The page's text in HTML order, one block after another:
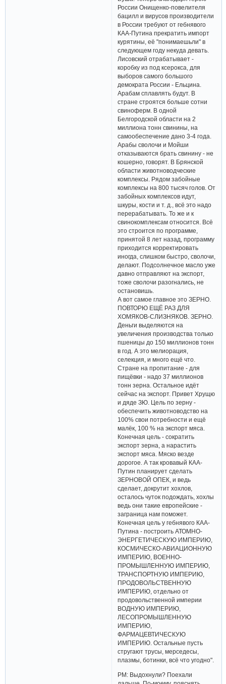
России Онищенко-повелителя
бацилл и вирусов производители
в России требуют от гебнявого
КАА-Путина прекратить импорт
курятины, её "понимаешьли" в
следующем году некуда девать.
Лисовский отрабатывает -
коробку из под ксерокса, для
выборов самого большого
демократа России - Ельцина.
Арабам сплавлять будут. В
стране строятся больше сотни
свиноферм. В одной
Белгородской области на 2
миллиона тонн свинины, на
самообеспечение дано 3-4 года.
Арабы сволочи и Мойши
отказываются брать свинину - не
кошерно, говорят. В Брянской
области животноводческие
комплексы. Рядом забойные
комплексы на 800 тысяч голов. От
забойных комплексов идут,
шкуры, кости и т. д., всё это надо
перерабатывать. То же и к
свинокомплексам относится. Всё
это строится по программе,
принятой 8 лет назад, программу
приходится корректировать
иногда, слишком быстро, сволочи,
делают. Подсолнечное масло уже
давно отправляют на экспорт,
тоже сволочи разогнались, не
остановишь.
А вот самое главное это ЗЕРНО.
ПОВТОРЮ ЕЩЁ РАЗ ДЛЯ
ХОМЯКОВ-СЛИЗНЯКОВ. ЗЕРНО.
Деньги выделяются на
увеличения производства только
пшеницы до 150 миллионов тонн
в год. А это мелиорация,
селекция, и много ещё что.
Стране на пропитание - для
пищёвки - надо 37 миллионов
тонн зерна. Остальное идёт
сейчас на экспорт. Привет Хрущю
и дяде ЗЮ. Цель по зерну -
обеспечить животноводство на
100% свои потребности и ещё
малёк, 100 % на экспорт мяса.
Конечная цель - сократить
экспорт зерна, а нарастить
экспорт мяса. Мяско везде
дорогое. А так кровавый КАА-
Путин планирует сделать
ЗЕРНОВОЙ ОПЕК, и ведь
сделает, докрутит хохлов,
осталось чуток подождать, хохлы
ведь они такие европейские -
заграница нам поможет.
Конечная цель у гебнявого КАА-
Путина - построить АТОМНО-
ЭНЕРГЕТИЧЕСКУЮ ИМПЕРИЮ,
КОСМИЧЕСКО-АВИАЦИОННУЮ
ИМПЕРИЮ, ВОЕННО-
ПРОМЫШЛЕННУЮ ИМПЕРИЮ,
ТРАНСПОРТНУЮ ИМПЕРИЮ,
ПРОДОВОЛЬСТВЕННУЮ
ИМПЕРИЮ, отдельно от
продовольственной империи
ВОДНУЮ ИМПЕРИЮ,
ЛЕСОПРОМЫШЛЕННУЮ
ИМПЕРИЮ,
ФАРМАЦЕВТИЧЕСКУЮ
ИМПЕРИЮ. Остальные пусть
стругают трусы, мерседесы,
плазмы, ботинки, всё что угодно".
РМ: Выдохнули? Поехали